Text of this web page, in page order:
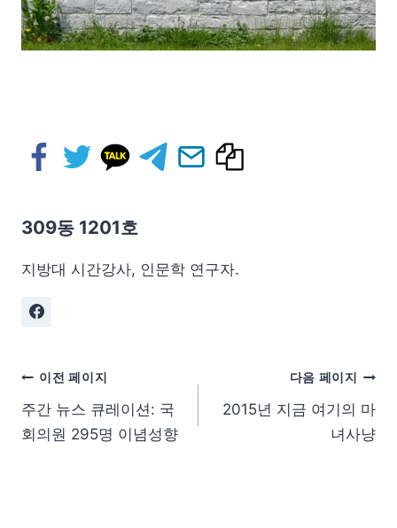
309동 1201호
지방대 시간강사, 인문학 연구자.
이전 페이지
주간 뉴스 큐레이션: 국
회의원 295명 이념성향
다음 페이지
2015년 지금 여기의 마
녀사냥